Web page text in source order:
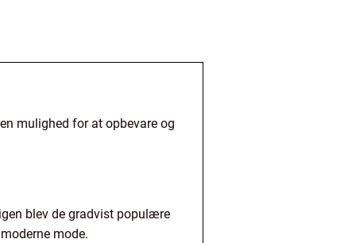
mulighed for at opbevare og
blev de gradvist populære
mode.